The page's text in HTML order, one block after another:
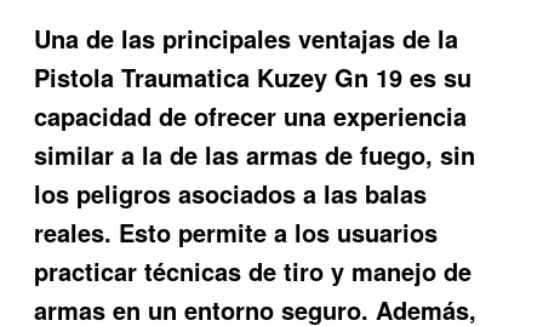
Una de las principales ventajas de la
Pistola Traumatica Kuzey Gn 19 es su
capacidad de ofrecer una experiencia
similar a la de las armas de fuego, sin
los peligros asociados a las balas
reales. Esto permite a los usuarios
practicar técnicas de tiro y manejo de
armas en un entorno seguro. Además,